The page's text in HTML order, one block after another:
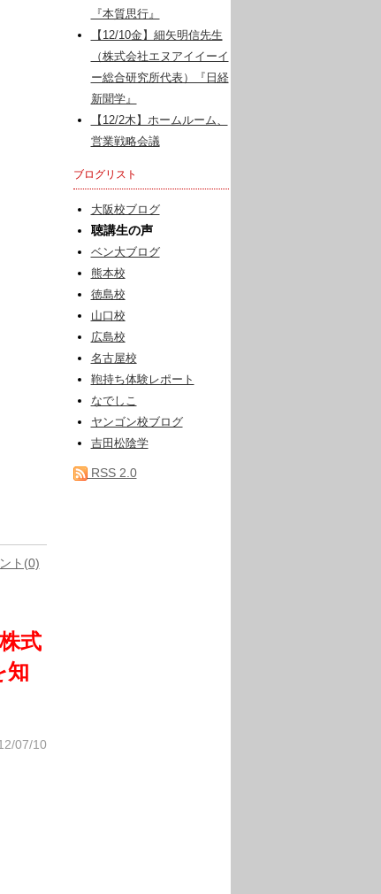
ト(0)
式
知
07/10
『本質思行』
【12/10金】細矢明信先生
（株式会社エヌアイイーイ
ー総合研究所代表）『日経
新聞学』
【12/2木】ホームルーム、
営業戦略会議
ブログリスト
大阪校ブログ
聴講生の声
ベン大ブログ
熊本校
徳島校
山口校
広島校
名古屋校
鞄持ち体験レポート
なでしこ
ヤンゴン校ブログ
吉田松陰学
RSS 2.0